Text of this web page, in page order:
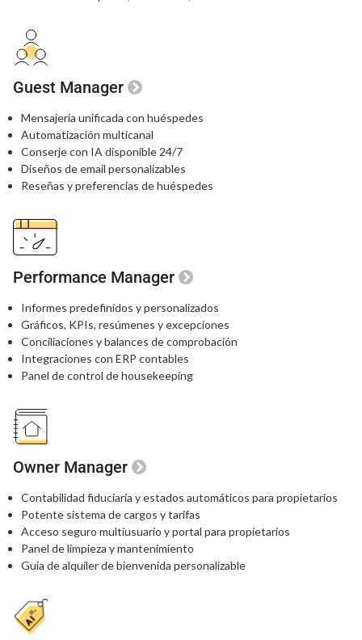
Guest Manager
Mensajería unificada con huéspedes
Automatización multicanal
Conserje con IA disponible 24/7
Diseños de email personalizables
Reseñas y preferencias de huéspedes
Performance Manager
Informes predefinidos y personalizados
Gráficos, KPIs, resúmenes y excepciones
Conciliaciones y balances de comprobación
Integraciones con ERP contables
Panel de control de housekeeping
Owner Manager
Contabilidad fiduciaria y estados automáticos para propietarios
Potente sistema de cargos y tarifas
Acceso seguro multiusuario y portal para propietarios
Panel de limpieza y mantenimiento
Guía de alquiler de bienvenida personalizable